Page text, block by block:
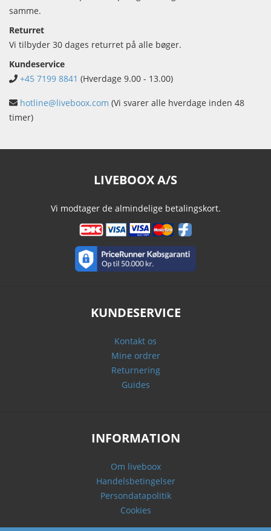
samme.
Returret
Vi tilbyder 30 dages returret på alle bøger.
Kundeservice
+45 7199 8841 (Hverdage 9.00 - 13.00)
hotline@liveboox.com (Vi svarer alle hverdage inden 48
timer)
LIVEBOOX A/S
Vi modtager de almindelige betalingskort.
KUNDESERVICE
Kontakt os
Mine ordrer
Returnering
Guides
INFORMATION
Om liveboox
Handelsbetingelser
Persondatapolitik
Cookies